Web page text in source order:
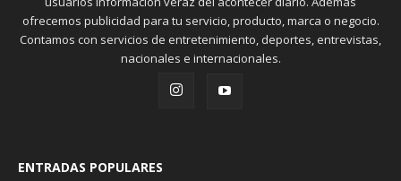
ofrecemos publicidad para tu servicio, producto, marca o negocio.
Contamos con servicios de entretenimiento, deportes, entrevistas,
nacionales e internacionales.
ENTRADAS POPULARES